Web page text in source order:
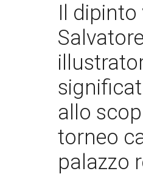
Il dipinto
allo
torneo
palazzo